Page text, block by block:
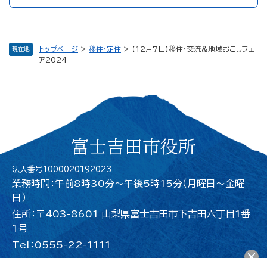
現在地 トップページ > 移住・定住 >
【12月7日】移住・交流＆地域おこしフェ
ア2024
富士吉田市役所
法人番号1000020192023
業務時間：午前8時30分～午後5時15分（月曜日〜金曜
日）
住所：〒403-8601 山梨県富士吉田市下吉田六丁目1番
1号
Tel：0555-22-1111